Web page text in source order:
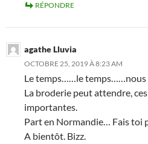
RÉPONDRE
agathe Lluvia
OCTOBRE 25, 2019 À 8:23 AM
Le temps……le temps……nous
La broderie peut attendre,
importantes.
Part en Normandie… Fais toi
A bientôt. Bizz.